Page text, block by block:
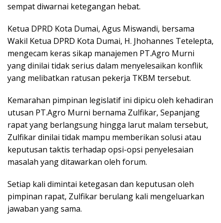
sempat diwarnai ketegangan hebat.
Ketua DPRD Kota Dumai, Agus Miswandi, bersama
Wakil Ketua DPRD Kota Dumai, H. Jhohannes Tetelepta,
mengecam keras sikap manajemen PT.Agro Murni
yang dinilai tidak serius dalam menyelesaikan konflik
yang melibatkan ratusan pekerja TKBM tersebut.
Kemarahan pimpinan legislatif ini dipicu oleh kehadiran
utusan PT.Agro Murni bernama Zulfikar, Sepanjang
rapat yang berlangsung hingga larut malam tersebut,
Zulfikar dinilai tidak mampu memberikan solusi atau
keputusan taktis terhadap opsi-opsi penyelesaian
masalah yang ditawarkan oleh forum.
Setiap kali dimintai ketegasan dan keputusan oleh
pimpinan rapat, Zulfikar berulang kali mengeluarkan
jawaban yang sama.